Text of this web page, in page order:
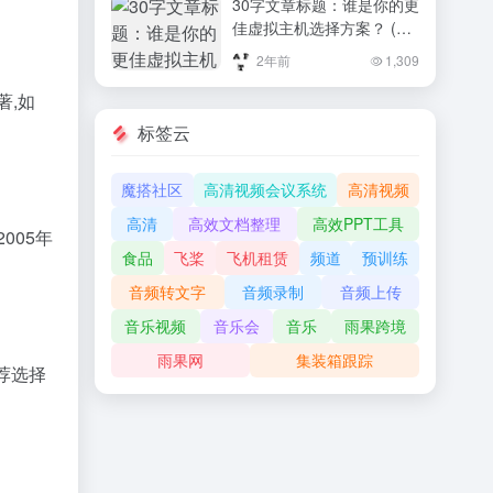
,如
年
选择
30字文章标题：谁是你的更
佳虚拟主机选择方案？ (虚
拟主机方式)
2年前 1,309
标签云
魔搭社区 高清视频会议系统
高清视频
高清
高效文档整理
高效PPT工具
食品
飞桨 飞机租赁 频道
预训练
音频转文字
音频录制
音频上传
音乐视频
音乐会 音乐
雨果跨境
雨果网
集装箱跟踪